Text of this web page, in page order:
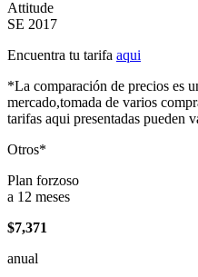
Attitude
SE 2017
Encuentra tu tarifa aqui
*La comparación de precios es
mercado,tomada de varios
tarifas aqui presentadas pueden
Otros*
Plan forzoso
a 12 meses
$7,371
anual